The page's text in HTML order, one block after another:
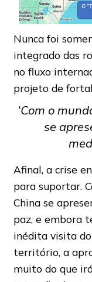
Nunca foi
integrado das
no fluxo
projeto de
‘Com o
se
Afinal, a crise
para suportar.
China se
paz, e embora
inédita visita
território, a
muito do que